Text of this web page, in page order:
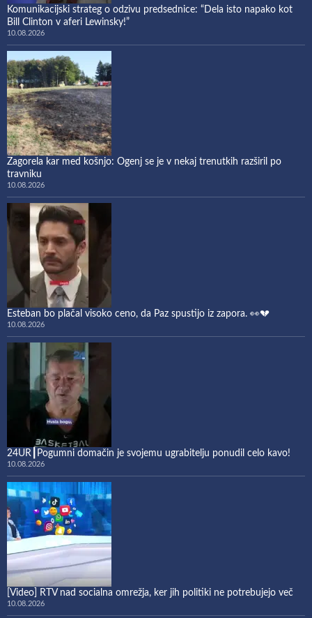
Komunikacijski strateg o odzivu predsednice: “Dela isto napako kot
Bill Clinton v aferi Lewinsky!”
10.08.2026
Zagorela kar med košnjo: Ogenj se je v nekaj trenutkih razširil po
travniku
10.08.2026
Esteban bo plačal visoko ceno, da Paz spustijo iz zapora. 👀💔
10.08.2026
24UR┃Pogumni domačin je svojemu ugrabitelju ponudil celo kavo!
10.08.2026
[Video] RTV nad socialna omrežja, ker jih politiki ne potrebujejo več
10.08.2026